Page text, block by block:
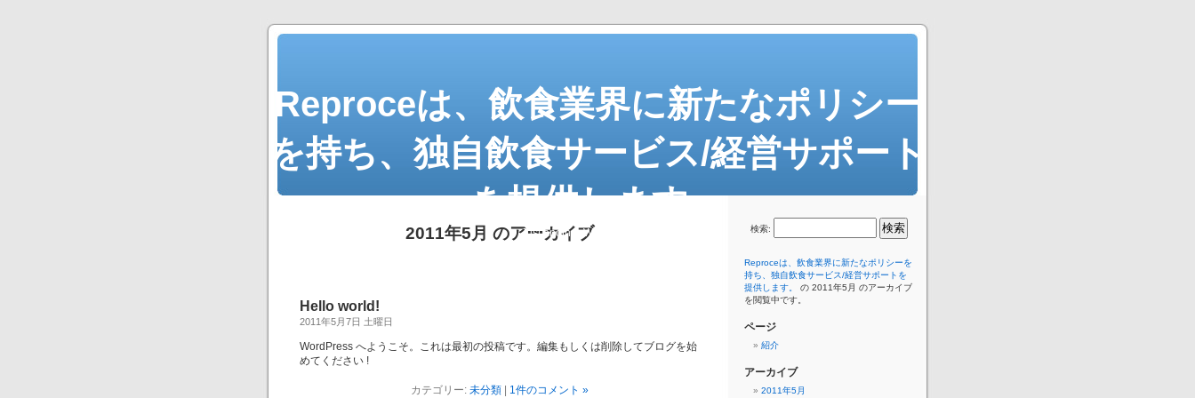
Reproceは、飲食業界に新たなポリシー
を持ち、独自飲食サービス/経営サポート
を提供します。
Just another WordPress weblog
2011年5月 のアーカイブ
Hello world!
2011年5月7日 土曜日
WordPress へようこそ。これは最初の投稿です。編集もしくは削除してブログを始
めてください !
カテゴリー: 未分類 1件のコメント »
検索:
Reproceは、飲食業界に新たなポリシーを
持ち、独自飲食サービス/経営サポートを
提供します。
の 2011年5月 のアーカイブ
を閲覧中です。
ページ
紹介
アーカイブ
2011年5月